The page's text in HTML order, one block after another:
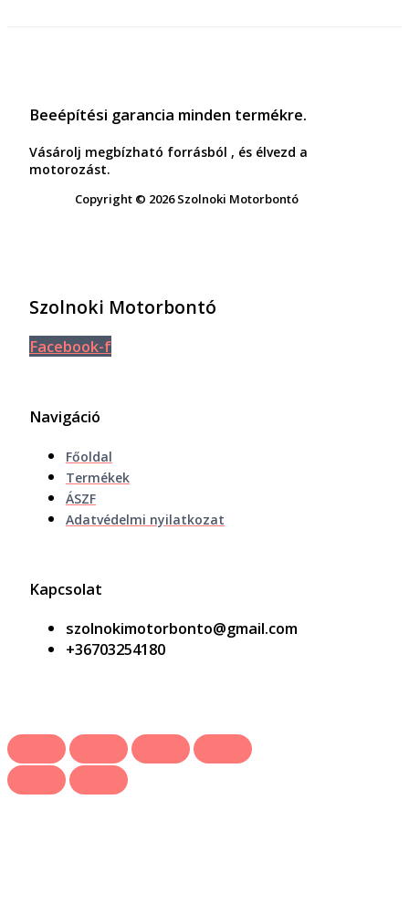
Beeépítési garancia minden termékre.
Vásárolj megbízható forrásból , és élvezd a
motorozást.
Copyright © 2026 Szolnoki Motorbontó
Szolnoki Motorbontó
Facebook-f
Navigáció
Főoldal
Termékek
ÁSZF
Adatvédelmi nyilatkozat
Kapcsolat
szolnokimotorbonto@gmail.com
+36703254180